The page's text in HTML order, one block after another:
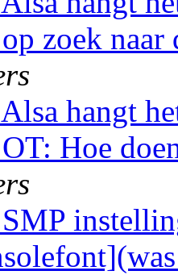
zoek
hangt
Hoe